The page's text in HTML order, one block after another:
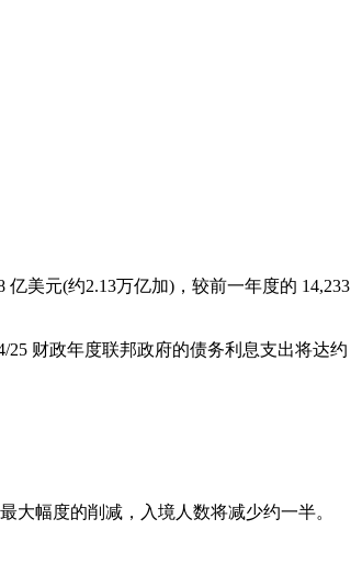
美元(约2.13万亿加)，较前一年度的
财政年度联邦政府的债务利息支出将达约
幅度的削减，入境人数将减少约一半。